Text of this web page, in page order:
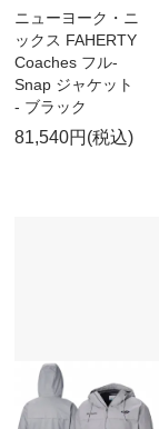
ニューヨーク・ニ
ックス FAHERTY
Coaches フル-
Snap ジャケット
- ブラック
81,540円(税込)